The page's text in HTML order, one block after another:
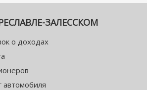
ЗАЛЕССКОМ
о доходах
автомобиля